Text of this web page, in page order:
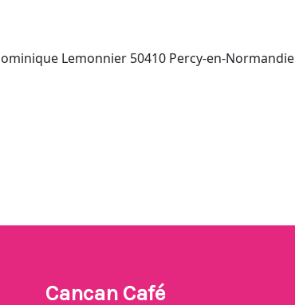
Lemonnier 50410 Percy-en-Normandie
Cancan Café